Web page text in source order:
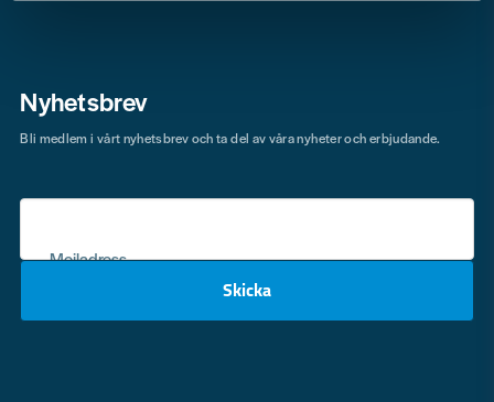
Nyhetsbrev
Mejladress
Skicka
Bli medlem i vårt nyhetsbrev och ta del av våra nyheter och erbjudande.